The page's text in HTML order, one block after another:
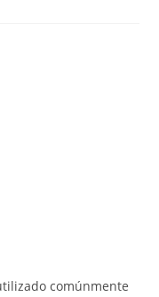
comúnmente